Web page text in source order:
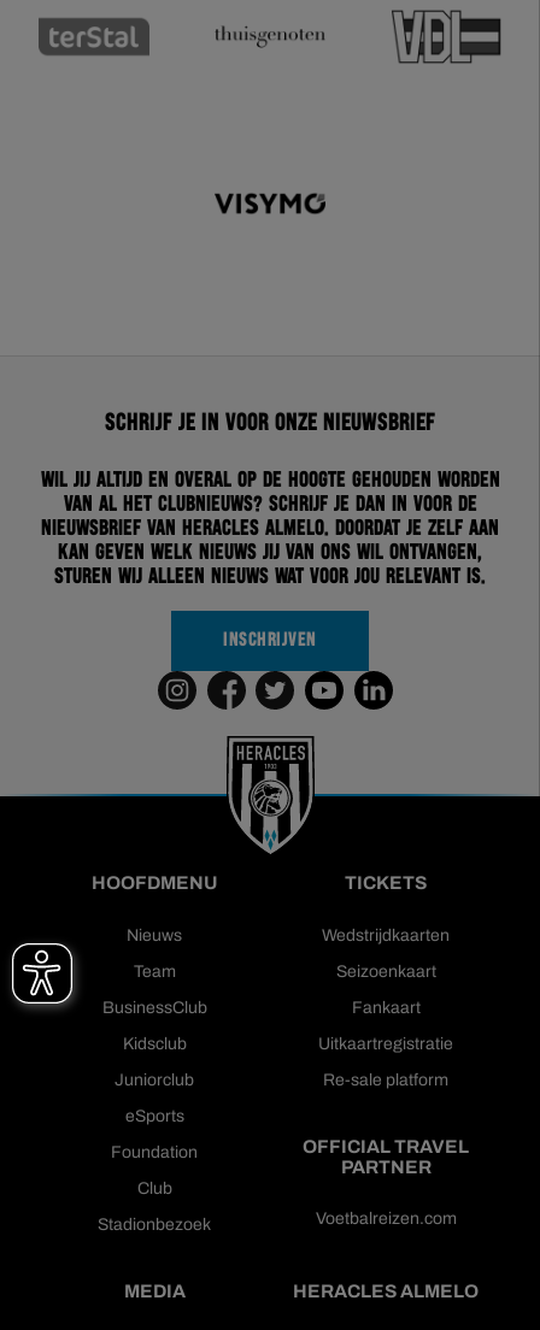
Schrijf je in voor onze nieuwsbrief
Wil jij altijd en overal op de hoogte gehouden worden
van al het clubnieuws? Schrijf je dan in voor de
nieuwsbrief van Heracles Almelo. Doordat je zelf aan
kan geven welk nieuws jij van ons wil ontvangen,
sturen wij alleen nieuws wat voor jou relevant is.
INSCHRIJVEN
HOOFDMENU
Nieuws
Team
BusinessClub
Kidsclub
Juniorclub
eSports
Foundation
Club
Stadionbezoek
TICKETS
Wedstrijdkaarten
Seizoenkaart
Fankaart
Uitkaartregistratie
Re-sale platform
OFFICIAL TRAVEL
PARTNER
Voetbalreizen.com
MEDIA HERACLES ALMELO